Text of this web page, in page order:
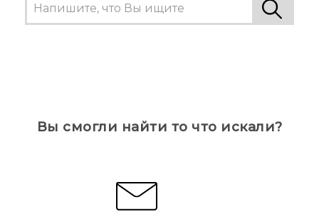
Вы смогли найти то что искали?